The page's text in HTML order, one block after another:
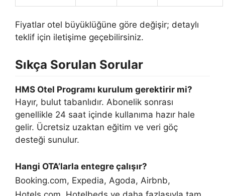
Fiyatlar otel büyüklüğüne göre değişir; detaylı
teklif için iletişime geçebilirsiniz.
Sıkça Sorulan Sorular
HMS Otel Programı kurulum gerektirir mi?
Hayır, bulut tabanlıdır. Abonelik sonrası
genellikle 24 saat içinde kullanıma hazır hale
gelir. Ücretsiz uzaktan eğitim ve veri göç
desteği sunulur.
Hangi OTA’larla entegre çalışır?
Booking.com, Expedia, Agoda, Airbnb,